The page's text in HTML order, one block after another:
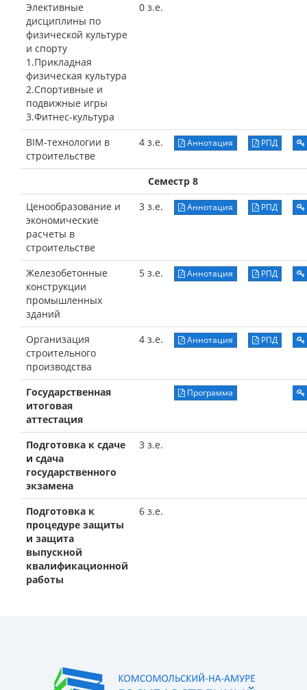
Элективные
дисциплины по
физической культуре
и спорту
1.Прикладная
физическая культура
2.Спортивные и
подвижные игры
3.Фитнес-культура
0 з.е.
BIM-технологии в
строительстве
4 з.е. Аннотация РПД
Семестр 8
Ценообразование и
экономические
расчеты в
строительстве
3 з.е. Аннотация РПД
Железобетонные
конструкции
промышленных
зданий
5 з.е. Аннотация РПД
Организация
строительного
производства
4 з.е. Аннотация РПД
Государственная
итоговая
аттестация
Программа
Подготовка к сдаче
и сдача
государственного
экзамена
3 з.е.
Подготовка к
процедуре защиты
и защита
выпускной
квалификационной
работы
6 з.е.